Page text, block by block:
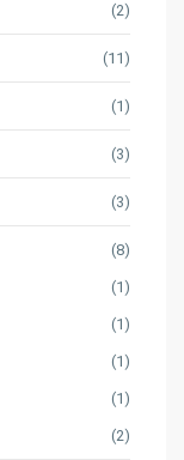
(2)
(11)
(1)
(3)
(3)
(8)
(1)
(1)
(1)
(1)
(2)